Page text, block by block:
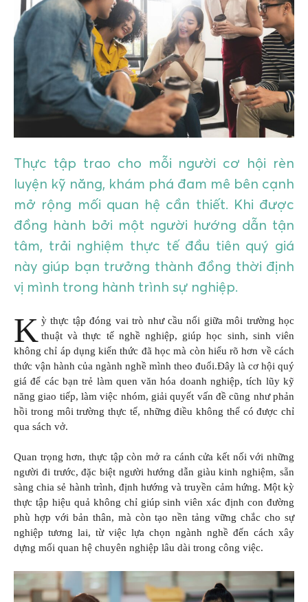
GIÁO DỤC
KỲ NGHỈ & ĐIỂM ĐẾN
QUÀ TẶNG & SỰ KIỆN
LIÊN HỆ
Thực tập trao cho mỗi người cơ hội rèn
luyện kỹ năng, khám phá đam mê bên cạnh
mở rộng mối quan hệ cần thiết. Khi được
đồng hành bởi một người hướng dẫn tận
tâm, trải nghiệm thực tế đầu tiên quý giá
này giúp bạn trưởng thành đồng thời định
vị mình trong hành trình sự nghiệp.
K ỳ thực tập đóng vai trò như cầu nối giữa môi trường học
thuật và thực tế nghề nghiệp, giúp học sinh, sinh viên
không chỉ áp dụng kiến thức đã học mà còn hiểu rõ hơn về cách
thức vận hành của ngành nghề mình theo đuổi.Đây là cơ hội quý
giá để các bạn trẻ làm quen văn hóa doanh nghiệp, tích lũy kỹ
năng giao tiếp, làm việc nhóm, giải quyết vấn đề cũng như phản
hồi trong môi trường thực tế, những điều không thể có được chỉ
qua sách vở.
Quan trọng hơn, thực tập còn mở ra cánh cửa kết nối với những
người đi trước, đặc biệt người hướng dẫn giàu kinh nghiệm, sẵn
sàng chia sẻ hành trình, định hướng và truyền cảm hứng. Một kỳ
thực tập hiệu quả không chỉ giúp sinh viên xác định con đường
phù hợp với bản thân, mà còn tạo nền tảng vững chắc cho sự
nghiệp tương lai, từ việc lựa chọn ngành nghề đến cách xây
dựng mối quan hệ chuyên nghiệp lâu dài trong công việc.